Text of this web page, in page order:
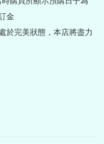
金
於完美狀態，本店將盡力